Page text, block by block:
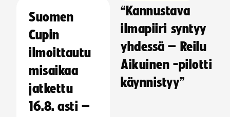
Suomen
Cupin
ilmoittautu
misaikaa
jatkettu
16.8. asti –
“Kannustava
ilmapiiri syntyy
yhdessä – Reilu
Aikuinen -pilotti
käynnistyy”